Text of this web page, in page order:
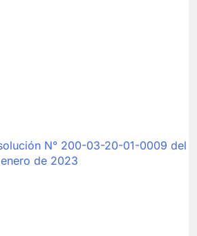
N° 200-03-20-01-0009 del
de 2023